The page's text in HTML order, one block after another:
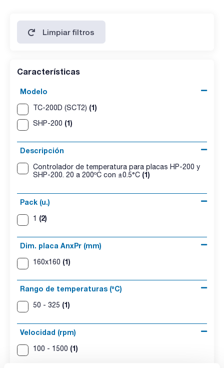
Limpiar filtros
Características
Modelo
TC-200D (SCT2) (1)
SHP-200 (1)
Descripción
Controlador de temperatura para placas HP-200 y
SHP-200. 20 a 200ºC con ±0.5°C (1)
Pack (u.)
1 (2)
Dim. placa AnxPr (mm)
160x160 (1)
Rango de temperaturas (ºC)
50 - 325 (1)
Velocidad (rpm)
100 - 1500 (1)